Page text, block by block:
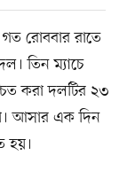
রোববার রাতে
তিন ম্যাচে
করা দলটির ২৩
আসার এক দিন
হয়।